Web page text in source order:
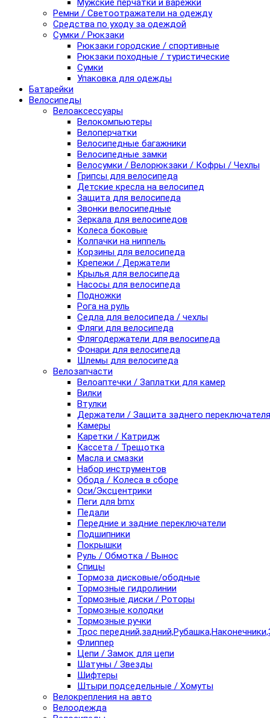
Мужские перчатки и варежки
Ремни / Светоотражатели на одежду
Средства по уходу за одеждой
Сумки / Рюкзаки
Рюкзаки городские / спортивные
Рюкзаки походные / туристические
Сумки
Упаковка для одежды
Батарейки
Велосипеды
Велоаксессуары
Велокомпьютеры
Велоперчатки
Велосипедные багажники
Велосипедные замки
Велосумки / Велорюкзаки / Кофры / Чехлы
Грипсы для велосипеда
Детские кресла на велосипед
Защита для велосипеда
Звонки велосипедные
Зеркала для велосипедов
Колеса боковые
Колпачки на ниппель
Корзины для велосипеда
Крепежи / Держатели
Крылья для велосипеда
Насосы для велосипеда
Подножки
Рога на руль
Седла для велосипеда / чехлы
Фляги для велосипеда
Флягодержатели для велосипеда
Фонари для велосипеда
Шлемы для велосипеда
Велозапчасти
Велоаптечки / Заплатки для камер
Вилки
Втулки
Держатели / Защита заднего переключателя
Камеры
Каретки / Катридж
Кассета / Трещотка
Масла и смазки
Набор инструментов
Обода / Колеса в сборе
Оси/Эксцентрики
Пеги для bmx
Педали
Передние и задние переключатели
Подшипники
Покрышки
Руль / Обмотка / Вынос
Спицы
Тормоза дисковые/ободные
Тормозные гидролинии
Тормозные диски / Роторы
Тормозные колодки
Тормозные ручки
Трос
Флиппер
Цепи / Замок для цепи
Шатуны / Звезды
Шифтеры
Штыри подседельные / Хомуты
Велокрепления на авто
Велоодежда